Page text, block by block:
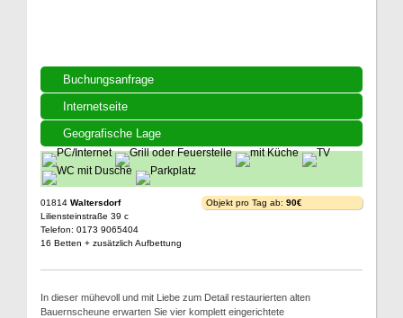
Buchungsanfrage
Internetseite
Geografische Lage
01814 Waltersdorf
Liliensteinstraße 39 c
Telefon: 0173 9065404
16 Betten + zusätzlich Aufbettung
Objekt pro Tag ab: 90€
In dieser mühevoll und mit Liebe zum Detail restaurierten alten
Bauernscheune erwarten Sie vier komplett eingerichtete